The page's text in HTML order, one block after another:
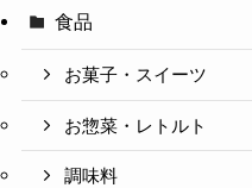
食品
お菓子・スイーツ
お惣菜・レトルト
調味料